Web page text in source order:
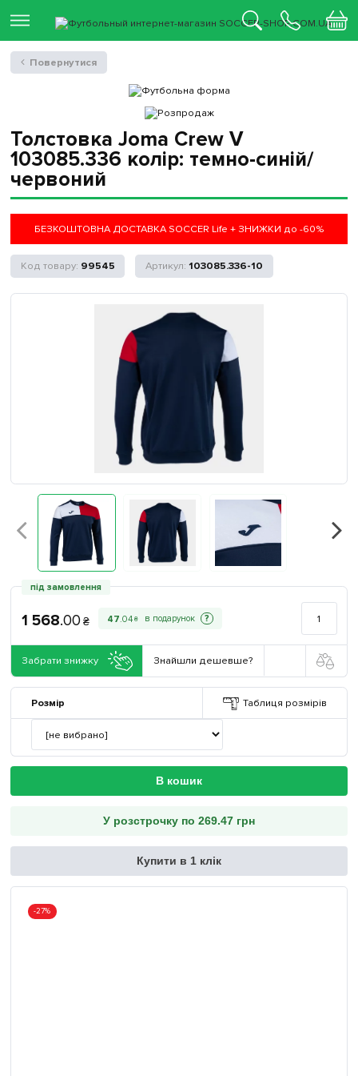
Толстовка Joma Crew V
103085.336 колір: темно-синій/
червоний
БЕЗКОШТОВНА ДОСТАВКА SOCCER Life + ЗНИЖКИ до -60%
99545 103085.336-10
під замовлення
1 568.00 ₴ 47.04 ₴ ?
Забрати знижку Знайшли дешевше?
Розмір Таблиця розмірів
В кошик
У розстрочку по 269.47 грн
Купити в 1 клік
-27%
Повернутися